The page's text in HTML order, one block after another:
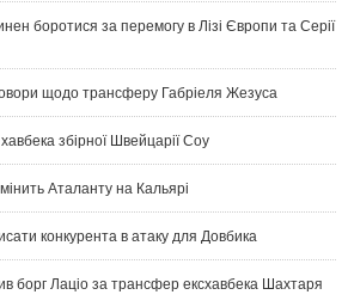
боротися за перемогу в Лізі Європи та Серії
щодо трансферу Габріеля Жезуса
збірної Швейцарії Соу
Аталанту на Кальярі
конкурента в атаку для Довбика
борг Лаціо за трансфер ексхавбека Шахтаря